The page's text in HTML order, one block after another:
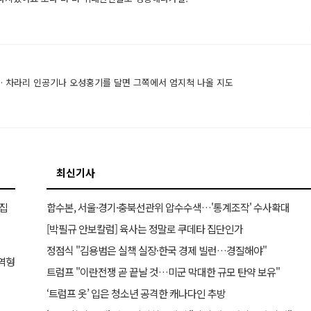
라리 인공기나 오성홍기를 달면 그쪽에서 엄지척 나올 지도
형
최신기사
합수본, 서울·경기·충북선관위 압수수색…'통계조작' 수사확대
[박필규 안보칼럼] 육사는 정말로 쿠데타 집단인가
정점식 "김용범은 실책 실장·한국 경제 빌런…경질해야"
트럼프 "이란전쟁 곧 끝날 것…미군 막대한 규모 탄약 보유"
‘트럼프 옷’ 입은 청소년 공격한 캐나다인 추방